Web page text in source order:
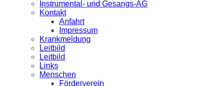
Instrumental- und Gesangs-AG
Kontakt
Anfahrt
Impressum
Krankmeldung
Leitbild
Leitbild
Links
Menschen
Förderverein